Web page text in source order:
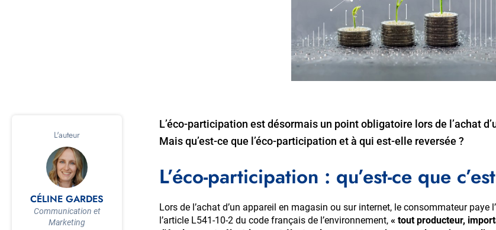
L'auteur
CÉLINE GARDES
Communication et
Marketing
L’éco-participation est désormais un point obligatoire lors de l’achat
Mais qu’est-ce que l’éco-participation et à qui est-elle reversée ?
L’éco-participation : qu’est-ce que
Lors de l’achat d’un appareil en magasin ou sur internet, le consommateur paye
l’article L541-10-2 du code français de l’environnement, « tout producteur,